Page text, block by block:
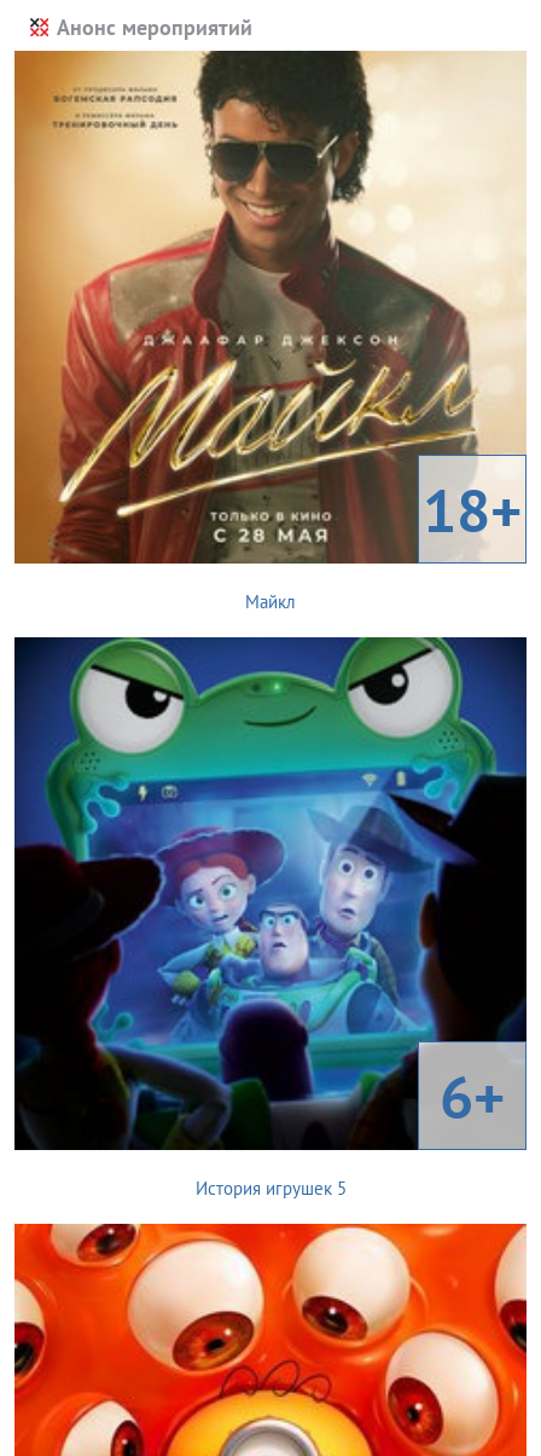
Анонс мероприятий
18+
Майкл
6+
История игрушек 5